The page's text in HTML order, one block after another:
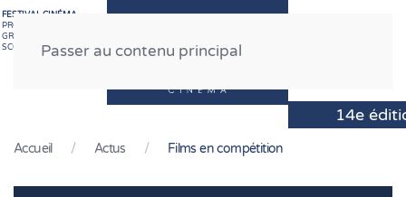
Passer au contenu principal
FESTIVAL CINÉMA
PROFESSIONNEL
GRAND PUBLIC
SCOLAIRE
Accueil Actus Films en compétition